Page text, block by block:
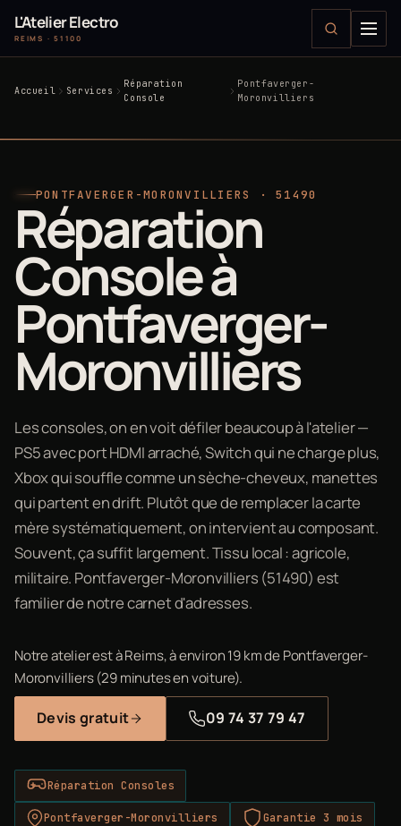
L'Atelier Electro
REIMS · 51100
Accueil Services
Réparation
Console
Pontfaverger-
Moronvilliers
PONTFAVERGER-MORONVILLIERS · 51490
Réparation
Console à
Pontfaverger-
Moronvilliers
Les consoles, on en voit défiler beaucoup à l'atelier —
PS5 avec port HDMI arraché, Switch qui ne charge plus,
Xbox qui souffle comme un sèche-cheveux, manettes
qui partent en drift. Plutôt que de remplacer la carte
mère systématiquement, on intervient au composant.
Souvent, ça suffit largement. Tissu local : agricole,
militaire. Pontfaverger-Moronvilliers (51490) est
familier de notre carnet d'adresses.
Notre atelier est à Reims, à environ 19 km de Pontfaverger-
Moronvilliers (29 minutes en voiture).
Devis gratuit 09 74 37 79 47
Réparation Consoles
Pontfaverger-Moronvilliers Garantie 3 mois